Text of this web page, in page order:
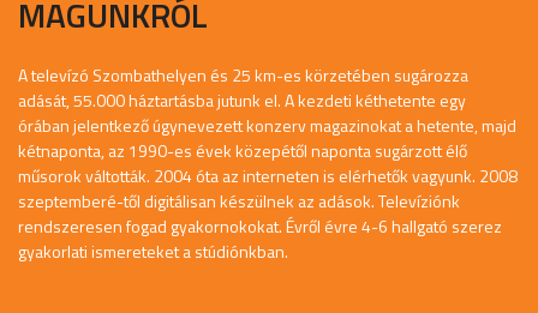
MAGUNKRÓL
A televízó Szombathelyen és 25 km-es körzetében sugározza
adását, 55.000 háztartásba jutunk el. A kezdeti kéthetente egy
órában jelentkező úgynevezett konzerv magazinokat a hetente, majd
kétnaponta, az 1990-es évek közepétől naponta sugárzott élő
műsorok váltották. 2004 óta az interneten is elérhetők vagyunk. 2008
szeptemberé-től digitálisan készülnek az adások. Televíziónk
rendszeresen fogad gyakornokokat. Évről évre 4-6 hallgató szerez
gyakorlati ismereteket a stúdiónkban.